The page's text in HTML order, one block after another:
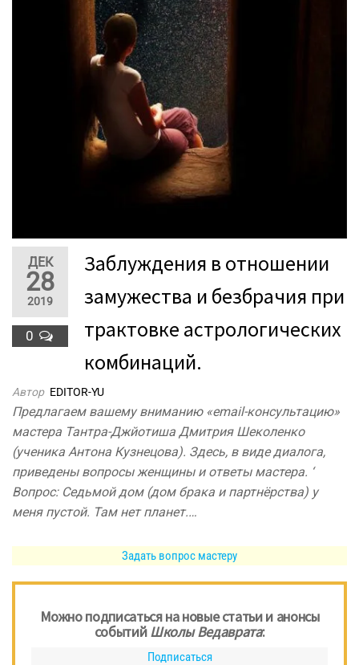
ДЕК
28
2019
0
Заблуждения в отношении
замужества и безбрачия при
трактовке астрологических
комбинаций.
Автор EDITOR-YU
Предлагаем вашему вниманию «email-консультацию»
мастера Тантра-Джйотиша Дмитрия Шеколенко
(ученика Антона Кузнецова). Здесь, в виде диалога,
приведены вопросы женщины и ответы мастера. ‘
Вопрос: Седьмой дом (дом брака и партнёрства) у
меня пустой. Там нет планет.…
Задать вопрос мастеру
Можно подписаться на новые статьи и анонсы
событийШколы Ведаврата:
Подписаться